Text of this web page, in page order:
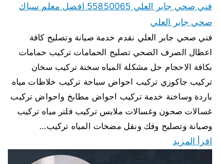
فني صحي جابر العلي 55850065 افضل معلم سباك
صحي جابر العلي
فني صحي جابر العلي نقدم خدمة صيانة وتصليح كافة
اعطال الصرف الصحي تصليح الحمامات تركيب حمامات
بكافة الاحجام حل مشكلة المياه سخنة تركيب سخان
تركيب جاكوزي تركيب احواض سباحة تركيب خلاطات مياه
باردة وساخنة خدمة تركيب احواض مطابخ واحواض تركيب
غسالات صحون وغسالات ملابس تركيب فلتر مياه تركيب
وصيانة وتصليح وفك ونقل مضخات المياه تركيب…
اقرأ المزيد